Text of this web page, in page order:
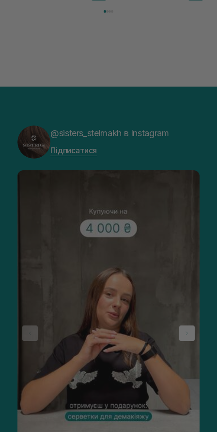
@sisters_stelmakh в Instagram
Підписатися